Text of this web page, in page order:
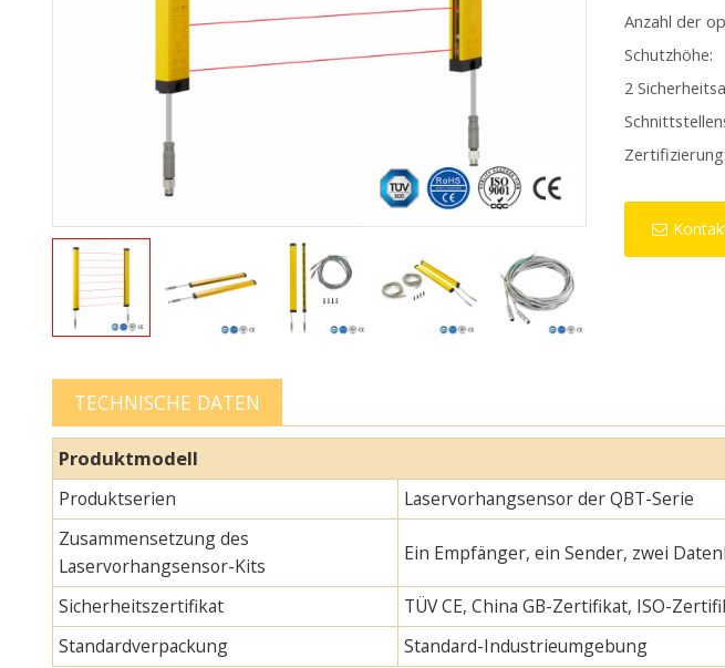
Anzahl der
Schutzhöhe:
2
Zertifizierung:
TECHNISCHE DATEN
Produktmodell
Produktserien
Laservorhangsensor der QBT-Serie
Zusammensetzung des
Laservorhangsensor-Kits
Ein Empfänger, ein Sender, zwei
Sicherheitszertifikat
TÜV CE, China GB-Zertifikat, ISO-
Standardverpackung
Standard-Industrieumgebung